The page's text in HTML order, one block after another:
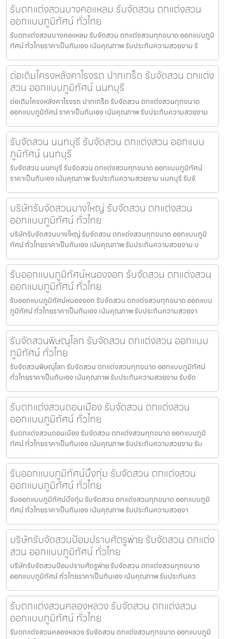
รับตกแต่งสวนบางคอแหลม รับจัดสวน ตกแต่งสวน
ออกแบบภูมิทัศน์ ทั่วไทย
รับตกแต่งสวนบางคอแหลม รับจัดสวน ตกแต่งสวนทุกขนาด ออกแบบภูมิ
ทัศน์ ทั่วไทยราคาเป็นกันเอง เน้นคุณภาพ รับประกันความสวยงาม รั
ต่อเติมโครงหลังคาโรงรถ ปากเกร็ด รับจัดสวน ตกแต่ง
สวน ออกแบบภูมิทัศน์ นนทบุรี
ต่อเติมโครงหลังคาโรงรถ ปากเกร็ด รับจัดสวน ตกแต่งสวนทุกขนาด
ออกแบบภูมิทัศน์ ราคาเป็นกันเอง เน้นคุณภาพ รับประกันความสวยงาม
รับจัดสวน นนทบุรี รับจัดสวน ตกแต่งสวน ออกแบบ
ภูมิทัศน์ นนทบุรี
รับจัดสวน นนทบุรี รับจัดสวน ตกแต่งสวนทุกขนาด ออกแบบภูมิทัศน์
ราคาเป็นกันเอง เน้นคุณภาพ รับประกันความสวยงาม นนทบุรี รับจั
บริษัทรับจัดสวนบางใหญ่ รับจัดสวน ตกแต่งสวน
ออกแบบภูมิทัศน์ ทั่วไทย
บริษัทรับจัดสวนบางใหญ่ รับจัดสวน ตกแต่งสวนทุกขนาด ออกแบบภูมิ
ทัศน์ ทั่วไทยราคาเป็นกันเอง เน้นคุณภาพ รับประกันความสวยงาม บ
รับออกแบบภูมิทัศน์หนองจอก รับจัดสวน ตกแต่งสวน
ออกแบบภูมิทัศน์ ทั่วไทย
รับออกแบบภูมิทัศน์หนองจอก รับจัดสวน ตกแต่งสวนทุกขนาด ออกแบบ
ภูมิทัศน์ ทั่วไทยราคาเป็นกันเอง เน้นคุณภาพ รับประกันความสวยงา
รับจัดสวนพิษณุโลก รับจัดสวน ตกแต่งสวน ออกแบบ
ภูมิทัศน์ ทั่วไทย
รับจัดสวนพิษณุโลก รับจัดสวน ตกแต่งสวนทุกขนาด ออกแบบภูมิทัศน์
ทั่วไทยราคาเป็นกันเอง เน้นคุณภาพ รับประกันความสวยงาม รับจัด
รับตกแต่งสวนดอนเมือง รับจัดสวน ตกแต่งสวน
ออกแบบภูมิทัศน์ ทั่วไทย
รับตกแต่งสวนดอนเมือง รับจัดสวน ตกแต่งสวนทุกขนาด ออกแบบภูมิ
ทัศน์ ทั่วไทยราคาเป็นกันเอง เน้นคุณภาพ รับประกันความสวยงาม รับ
รับออกแบบภูมิทัศน์บึงกุ่ม รับจัดสวน ตกแต่งสวน
ออกแบบภูมิทัศน์ ทั่วไทย
รับออกแบบภูมิทัศน์บึงกุ่ม รับจัดสวน ตกแต่งสวนทุกขนาด ออกแบบภูมิ
ทัศน์ ทั่วไทยราคาเป็นกันเอง เน้นคุณภาพ รับประกันความสวยงา
บริษัทรับจัดสวนป้อมปราบศัตรูพ่าย รับจัดสวน ตกแต่ง
สวน ออกแบบภูมิทัศน์ ทั่วไทย
บริษัทรับจัดสวนป้อมปราบศัตรูพ่าย รับจัดสวน ตกแต่งสวนทุกขนาด
ออกแบบภูมิทัศน์ ทั่วไทยราคาเป็นกันเอง เน้นคุณภาพ รับประกันคว
รับตกแต่งสวนคลองหลวง รับจัดสวน ตกแต่งสวน
ออกแบบภูมิทัศน์ ทั่วไทย
รับตกแต่งสวนคลองหลวง รับจัดสวน ตกแต่งสวนทุกขนาด ออกแบบภูมิ